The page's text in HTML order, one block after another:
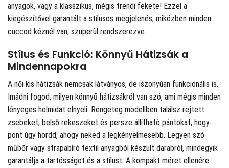
anyagok, vagy a klasszikus, mégis trendi fekete! Ezzel a
kiegészítővel garantált a stílusos megjelenés, miközben minden
cuccod kéznél van, szuperül rendszerezve.
Stílus és Funkció: Könnyű Hátizsák a
Mindennapokra
A női kis hátizsák nemcsak látványos, de iszonyúan funkcionális is.
Imádni fogod, milyen könnyű hátizsákról van szó, ami mégis minden
lényeges holmidat elnyeli. Rengeteg modellben találsz rejtett
zsebeket, belső rekeszeket és persze állítható pántokat, hogy
pont úgy hordd, ahogy neked a legkényelmesebb. Legyen szó
műbőr vagy strapabíró textil anyagból készült darabról, mindegyik
garantálja a tartósságot és a stílust. A kompakt méret ellenére